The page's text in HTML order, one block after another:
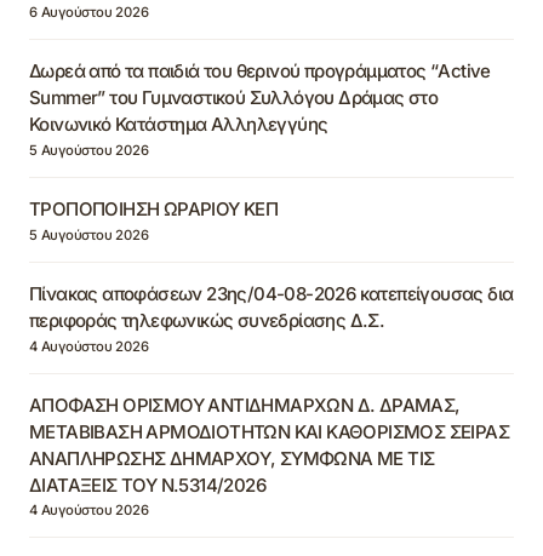
6 Αυγούστου 2026
Δωρεά από τα παιδιά του θερινού προγράμματος “Active
Summer” του Γυμναστικού Συλλόγου Δράμας στο
Κοινωνικό Κατάστημα Αλληλεγγύης
5 Αυγούστου 2026
ΤΡΟΠΟΠΟΙΗΣΗ ΩΡΑΡΙΟΥ ΚΕΠ
5 Αυγούστου 2026
Πίνακας αποφάσεων 23ης/04-08-2026 κατεπείγουσας δια
περιφοράς τηλεφωνικώς συνεδρίασης Δ.Σ.
4 Αυγούστου 2026
ΑΠΟΦΑΣΗ ΟΡΙΣΜΟΥ ΑΝΤΙΔΗΜΑΡΧΩΝ Δ. ΔΡΑΜΑΣ,
ΜΕΤΑΒΙΒΑΣΗ ΑΡΜΟΔΙΟΤΗΤΩΝ ΚΑΙ ΚΑΘΟΡΙΣΜΟΣ ΣΕΙΡΑΣ
ΑΝΑΠΛΗΡΩΣΗΣ ΔΗΜΑΡΧΟΥ, ΣΥΜΦΩΝΑ ΜΕ ΤΙΣ
ΔΙΑΤΑΞΕΙΣ ΤΟΥ Ν.5314/2026
4 Αυγούστου 2026